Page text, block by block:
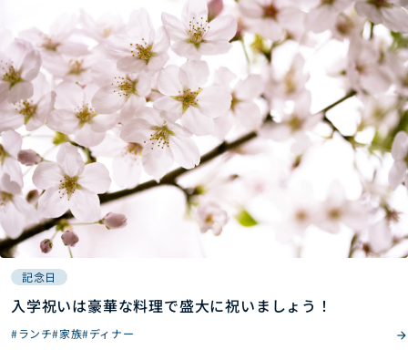
記念日
入学祝いは豪華な料理で盛大に祝いましょう！
#ランチ#家族#ディナー